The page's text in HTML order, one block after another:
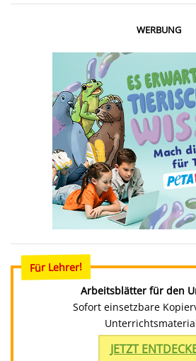
WERBUNG
Für Lehrer!
Arbeitsblätter für den
Sofort einsetzbare
JETZT